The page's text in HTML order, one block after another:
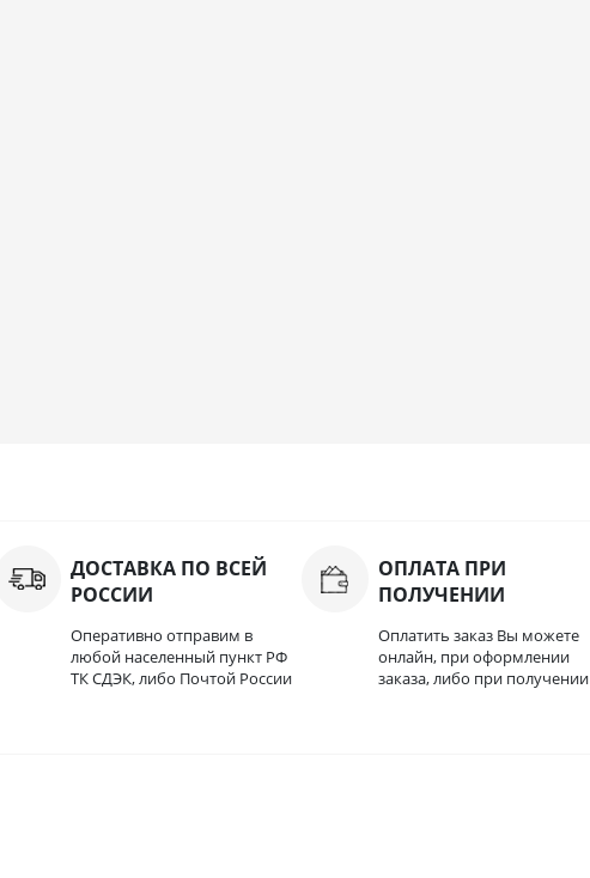
ДОСТАВКА ПО ВСЕЙ
РОССИИ
Оперативно отправим в
любой населенный пункт РФ
ТК СДЭК, либо Почтой России
ОПЛАТА ПРИ
ПОЛУЧЕНИИ
Оплатить заказ Вы можете
онлайн, при оформлении
заказа, либо при получении